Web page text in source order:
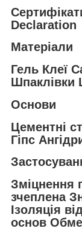
Declaration
Матеріали
Гель Клеї
Шпаклівки
Основи
Цементні
Гіпс
Зміцнення
зчеплена
Ізоляція
основ